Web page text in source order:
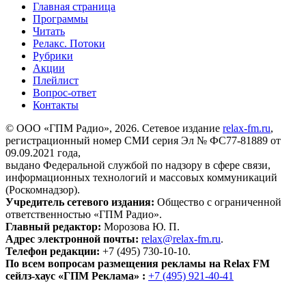
Главная страница
Программы
Читать
Релакс. Потоки
Рубрики
Акции
Плейлист
Вопрос-ответ
Контакты
© ООО «ГПМ Радио», 2026. Сетевое издание relax-fm.ru,
регистрационный номер СМИ серия Эл № ФС77-81889 от
09.09.2021 года,
выдано Федеральной службой по надзору в сфере связи,
информационных технологий и массовых коммуникаций
(Роскомнадзор).
Учредитель сетевого издания: Общество с ограниченной
ответственностью «ГПМ Радио».
Главный редактор: Морозова Ю. П.
Адрес электронной почты: relax@relax-fm.ru.
Телефон редакции: +7 (495) 730-10-10.
По всем вопросам размещения рекламы на Relax FM
сейлз-хаус «ГПМ Реклама» : +7 (495) 921-40-41